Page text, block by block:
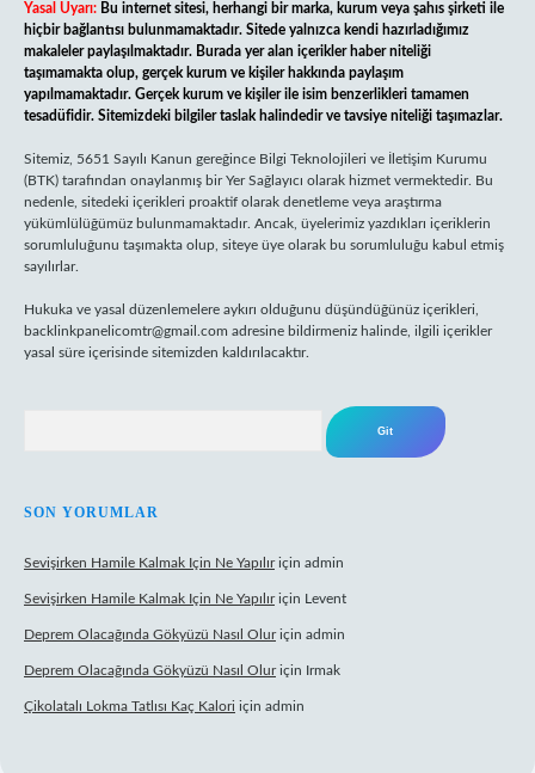
Yasal Uyarı: Bu internet sitesi, herhangi bir marka, kurum veya şahıs şirketi ile
hiçbir bağlantısı bulunmamaktadır. Sitede yalnızca kendi hazırladığımız
makaleler paylaşılmaktadır. Burada yer alan içerikler haber niteliği
taşımamakta olup, gerçek kurum ve kişiler hakkında paylaşım
yapılmamaktadır. Gerçek kurum ve kişiler ile isim benzerlikleri tamamen
tesadüfidir. Sitemizdeki bilgiler taslak halindedir ve tavsiye niteliği taşımazlar.
Sitemiz, 5651 Sayılı Kanun gereğince Bilgi Teknolojileri ve İletişim Kurumu
(BTK) tarafından onaylanmış bir Yer Sağlayıcı olarak hizmet vermektedir. Bu
nedenle, sitedeki içerikleri proaktif olarak denetleme veya araştırma
yükümlülüğümüz bulunmamaktadır. Ancak, üyelerimiz yazdıkları içeriklerin
sorumluluğunu taşımakta olup, siteye üye olarak bu sorumluluğu kabul etmiş
sayılırlar.
Hukuka ve yasal düzenlemelere aykırı olduğunu düşündüğünüz içerikleri,
backlinkpanelicomtr@gmail.com adresine bildirmeniz halinde, ilgili içerikler
yasal süre içerisinde sitemizden kaldırılacaktır.
SON YORUMLAR
Sevişirken Hamile Kalmak Için Ne Yapılıriçin admin
Sevişirken Hamile Kalmak Için Ne Yapılıriçin Levent
Deprem Olacağında Gökyüzü Nasıl Oluriçin admin
Deprem Olacağında Gökyüzü Nasıl Oluriçin Irmak
Çikolatalı Lokma Tatlısı Kaç Kalori için admin